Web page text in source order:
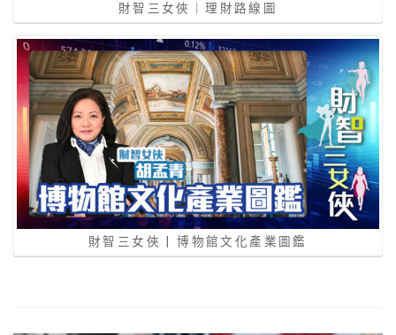
財智三女俠｜理財路線圖
財智三女俠 | 博物館文化產業圖鑑